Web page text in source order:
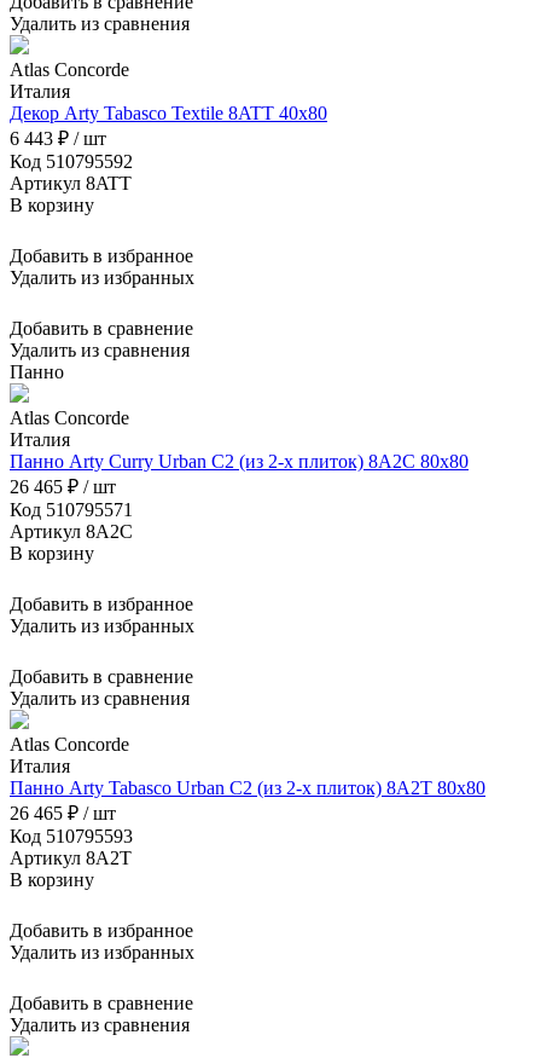
Удалить из сравнения
Atlas Concorde
Италия
Декор Arty Tabasco Textile 8ATT 40x80
6 443 ₽ / шт
Код 510795592
Артикул 8ATT
В корзину
Добавить в избранное
Удалить из избранных
Добавить в сравнение
Удалить из сравнения
Панно
Atlas Concorde
Италия
Панно Arty Curry Urban C2 (из 2-х плиток) 8A2C 80x80
26 465 ₽ / шт
Код 510795571
Артикул 8A2C
В корзину
Добавить в избранное
Удалить из избранных
Добавить в сравнение
Удалить из сравнения
Atlas Concorde
Италия
Панно Arty Tabasco Urban C2 (из 2-х плиток) 8A2T 80x80
26 465 ₽ / шт
Код 510795593
Артикул 8A2T
В корзину
Добавить в избранное
Удалить из избранных
Добавить в сравнение
Удалить из сравнения